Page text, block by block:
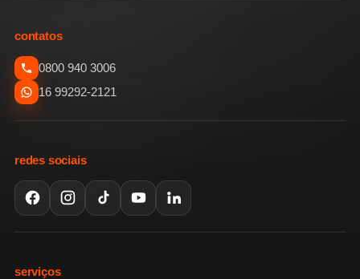
contatos
0800 940 3006
16 99292-2121
redes sociais
serviços